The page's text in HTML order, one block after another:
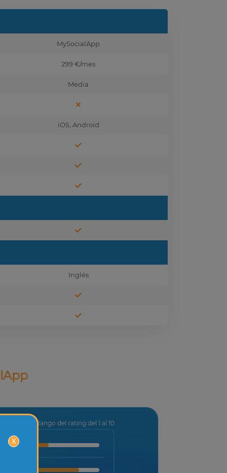
X
MySocialApp
299 €/mes
Media
iOS, Android
Inglés
Rango del rating del 1 al 10